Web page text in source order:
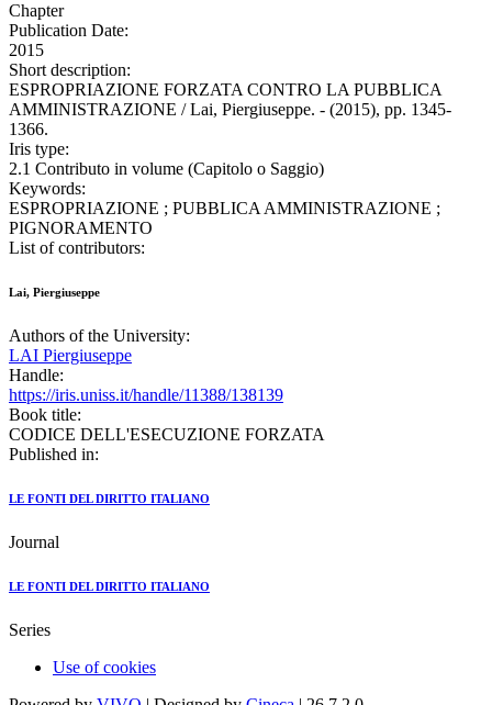
Chapter
Publication Date:
2015
Short description:
ESPROPRIAZIONE FORZATA CONTRO LA PUBBLICA
AMMINISTRAZIONE / Lai, Piergiuseppe. - (2015), pp. 1345-
1366.
Iris type:
2.1 Contributo in volume (Capitolo o Saggio)
Keywords:
ESPROPRIAZIONE ; PUBBLICA AMMINISTRAZIONE ;
PIGNORAMENTO
List of contributors:
Lai, Piergiuseppe
Authors of the University:
LAI Piergiuseppe
Handle:
https://iris.uniss.it/handle/11388/138139
Book title:
CODICE DELL'ESECUZIONE FORZATA
Published in:
LE FONTI DEL DIRITTO ITALIANO
Journal
LE FONTI DEL DIRITTO ITALIANO
Series
Use of cookies